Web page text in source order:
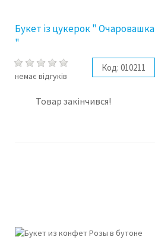
Букет із цукерок " Очаровашка
"
немає відгуків
Код: 010211
Товар закінчився!